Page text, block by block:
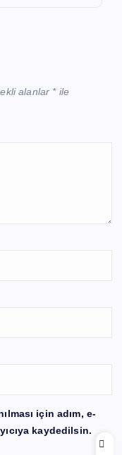
alanlar *ile
için adım, e-
kaydedilsin.